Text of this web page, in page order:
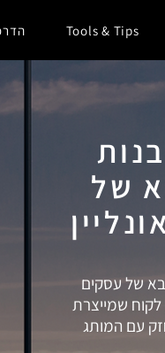
Tools & Tips
של
של עסקים
לקוח שמייצרת
עם המותג